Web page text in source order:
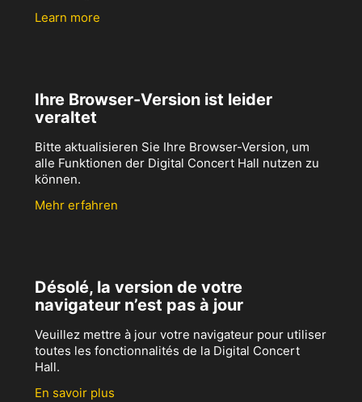
Learn more
Ihre Browser-Version ist leider
veraltet
Bitte aktualisieren Sie Ihre Browser-Version, um
alle Funktionen der Digital Concert Hall nutzen zu
können.
Mehr erfahren
Désolé, la version de votre
navigateur n’est pas à jour
Veuillez mettre à jour votre navigateur pour utiliser
toutes les fonctionnalités de la Digital Concert
Hall.
En savoir plus